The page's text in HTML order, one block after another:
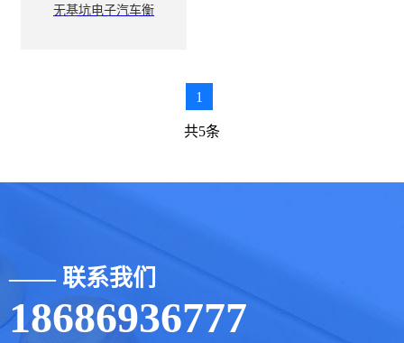
无基坑电子汽车衡
1
共5条
—— 联系我们
18686936777